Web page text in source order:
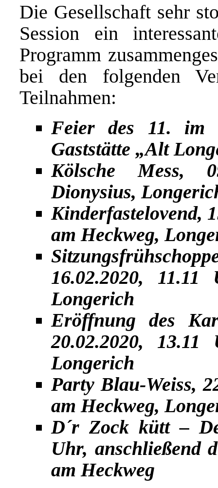
Die Gesellschaft sehr
Session ein
Programm
bei den folgenden
Teilnahmen:
Feier des 11. im
Gaststätte „Alt
Kölsche Mess,
Dionysius,
Kinderfastelovend,
am Heckweg,
16.02.2020,
Longerich
Eröffnung des
20.02.2020,
Longerich
Party Blau-Weiss,
am Heckweg,
D´r Zock kütt –
Uhr, anschließend
am Heckweg